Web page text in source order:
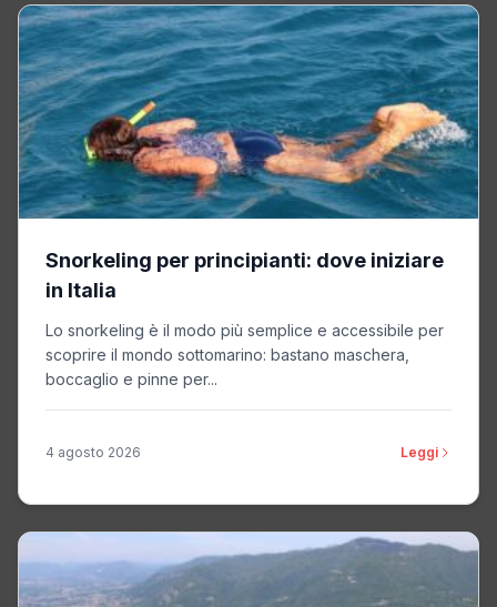
Snorkeling per principianti: dove iniziare
in Italia
Lo snorkeling è il modo più semplice e accessibile per
scoprire il mondo sottomarino: bastano maschera,
boccaglio e pinne per...
4 agosto 2026 Leggi